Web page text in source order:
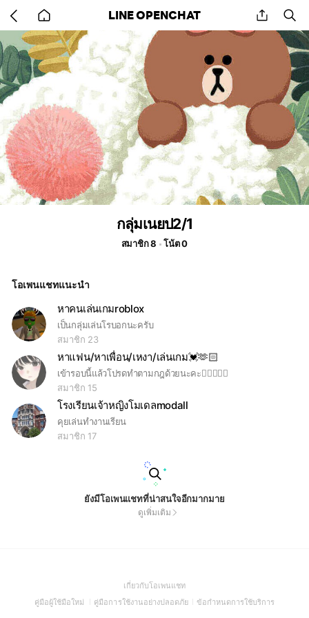
back
to
home
LINE OPENCHAT share
กลุ่มเนยป2/1
สมาชิก 8 โน้ต 0
โอเพนแชทแนะนำ
หาคนเล่นเกมroblox
เป็นกลุ่มเล่นโรบอกนะครับ
สมาชิก 23
หาแฟน/หาเพื่อน/เหงา/เล่นเกม💓🫶🏻
เข้ารอบนี้แล้วโปรดทำตามกฎด้วยนะคะ👉🏻💓👈🏻
สมาชิก 15
โรงเรียนเจ้าหญิงโมเดลmodall
คุยเล่นทำงานเรียน
สมาชิก 17
ยังมีโอเพนแชทที่น่าสนใจอีกมากมาย
ดูเพิ่มเติม
เกี่ยวกับโอเพนแชท(Open
in
คู่มือผู้ใช้มือใหม่
(Open
คู่มือการใช้งานอย่างปลอดภัย(Open
ข้อกำหนดการใช้บริการ(Open